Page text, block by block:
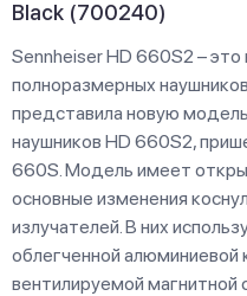
Black (700240)
Sennheiser HD 660S2 – это
полноразмерных
представила новую
наушников HD 660S2,
660S. Модель имеет
основные изменения
излучателей. В них
облегченной алюминиевой
вентилируемой магнитной